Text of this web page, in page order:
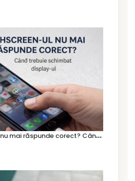
T
ouchscreen-ul nu mai răspunde corect? Când trebuie schimbat display-ul